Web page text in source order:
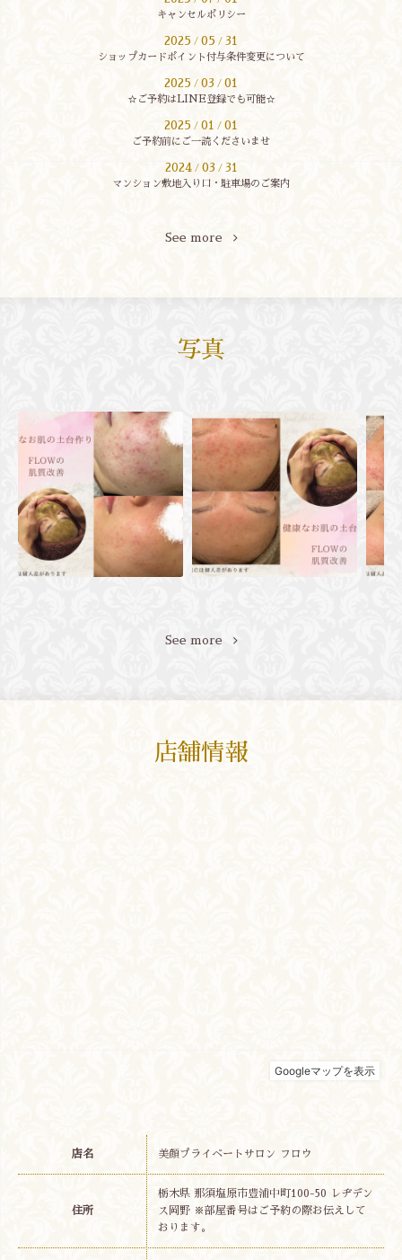
キャンセルポリシー
2025 / 05 / 31
ショップカードポイント付与条件変更について
2025 / 03 / 01
☆ご予約はLINE登録でも可能☆
2025 / 01 / 01
ご予約前にご一読くださいませ
2024 / 03 / 31
マンション敷地入り口・駐車場のご案内
See more
写真
See more
店舗情報
店名 美顔プライベートサロン フロウ
住所
栃木県 那須塩原市豊浦中町100-50 レヂデン
ス岡野 ※部屋番号はご予約の際お伝えして
おります。